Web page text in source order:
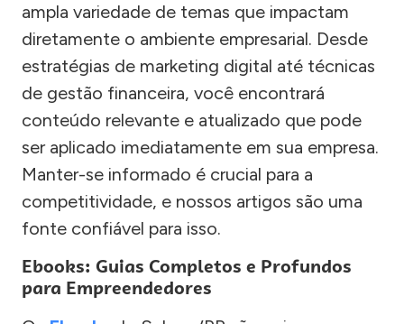
ampla variedade de temas que impactam
diretamente o ambiente empresarial. Desde
estratégias de marketing digital até técnicas
de gestão financeira, você encontrará
conteúdo relevante e atualizado que pode
ser aplicado imediatamente em sua empresa.
Manter-se informado é crucial para a
competitividade, e nossos artigos são uma
fonte confiável para isso.
Ebooks: Guias Completos e Profundos
para Empreendedores